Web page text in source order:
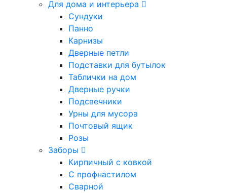
Для дома и интерьера
Сундуки
Панно
Карнизы
Дверные петли
Подставки для бутылок
Таблички на дом
Дверные ручки
Подсвечники
Урны для мусора
Почтовый ящик
Розы
Заборы
Кирпичный с ковкой
С профнастилом
Сварной